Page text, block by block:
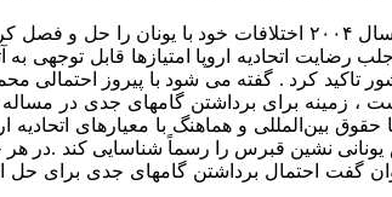
گقتنی است اتحادیه اروپا در سال ۱۹۹۹ میلادی وقتی ترکیه را به عنوان نامزد عضویت در این اتحادیه پذیرفت، از ترکیه خواست تا سال
اتحادیه اروپا امتیازها قابل توجهی به
تاکید کرد . گفته می شود با پیروز احتمالی
زمینه برای برداشتن گامهای جدی در
و هماهنگ با معیارهای اتحادیه
نشین قبرس را رسماً شناسایی کند .در هر
گفت احتمال برداشتن گامهای جدی برای حل